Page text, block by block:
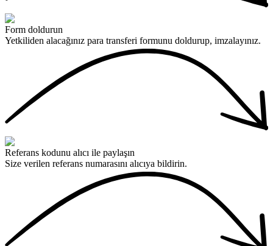
Form doldurun
Yetkiliden alacağınız para transferi formunu doldurup, imzalayınız.
Referans kodunu alıcı ile paylaşın
Size verilen referans numarasını alıcıya bildirin.